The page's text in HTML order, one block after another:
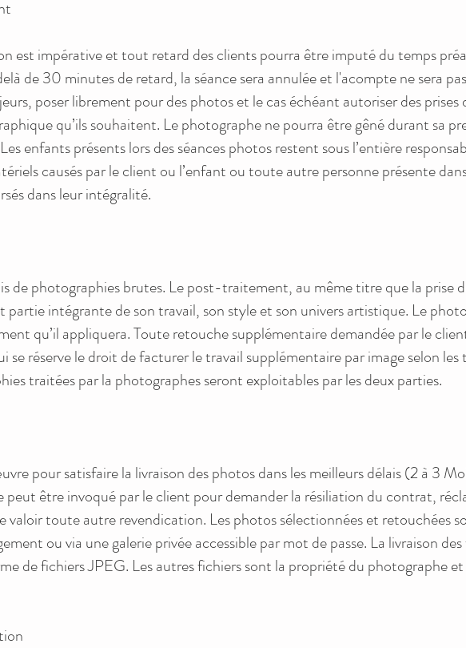
est impérative et tout retard des clients pourra être imputé du temps
de 30 minutes de retard, la séance sera annulée et l'acompte ne sera
poser librement pour des photos et le cas échéant autoriser des prises
qu’ils souhaitent. Le photographe ne pourra être gêné durant sa
enfants présents lors des séances photos restent sous l’entière
causés par le client ou l’enfant ou toute autre personne présente
dans leur intégralité.
de photographies brutes. Le post-traitement, au même titre que la prise
intégrante de son travail, son style et son univers artistique. Le
qu’il appliquera. Toute retouche supplémentaire demandée par le
se réserve le droit de facturer le travail supplémentaire par image selon les
traitées par la photographes seront exploitables par les deux parties.
pour satisfaire la livraison des photos dans les meilleurs délais (2 à 3
peut être invoqué par le client pour demander la résiliation du contrat,
valoir toute autre revendication. Les photos sélectionnées et retouchées
ou via une galerie privée accessible par mot de passe. La livraison
de fichiers JPEG. Les autres fichiers sont la propriété du photographe